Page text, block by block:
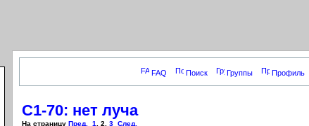
FAQ Поиск Группы Профиль
С1-70: нет луча
На страницу Пред. 1 2 3 След.